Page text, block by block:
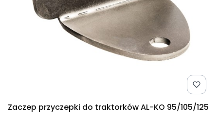
Zaczep przyczepki do traktorków AL-KO 95/105/125